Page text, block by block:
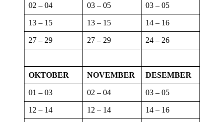
02 – 04 03 – 05 03 – 05
13 – 15 13 – 15 14 – 16
27 – 29 27 – 29 24 – 26
OKTOBER NOVEMBER DESEMBER
01 – 03 02 – 04 03 – 05
12 – 14 12 – 14 14 – 16